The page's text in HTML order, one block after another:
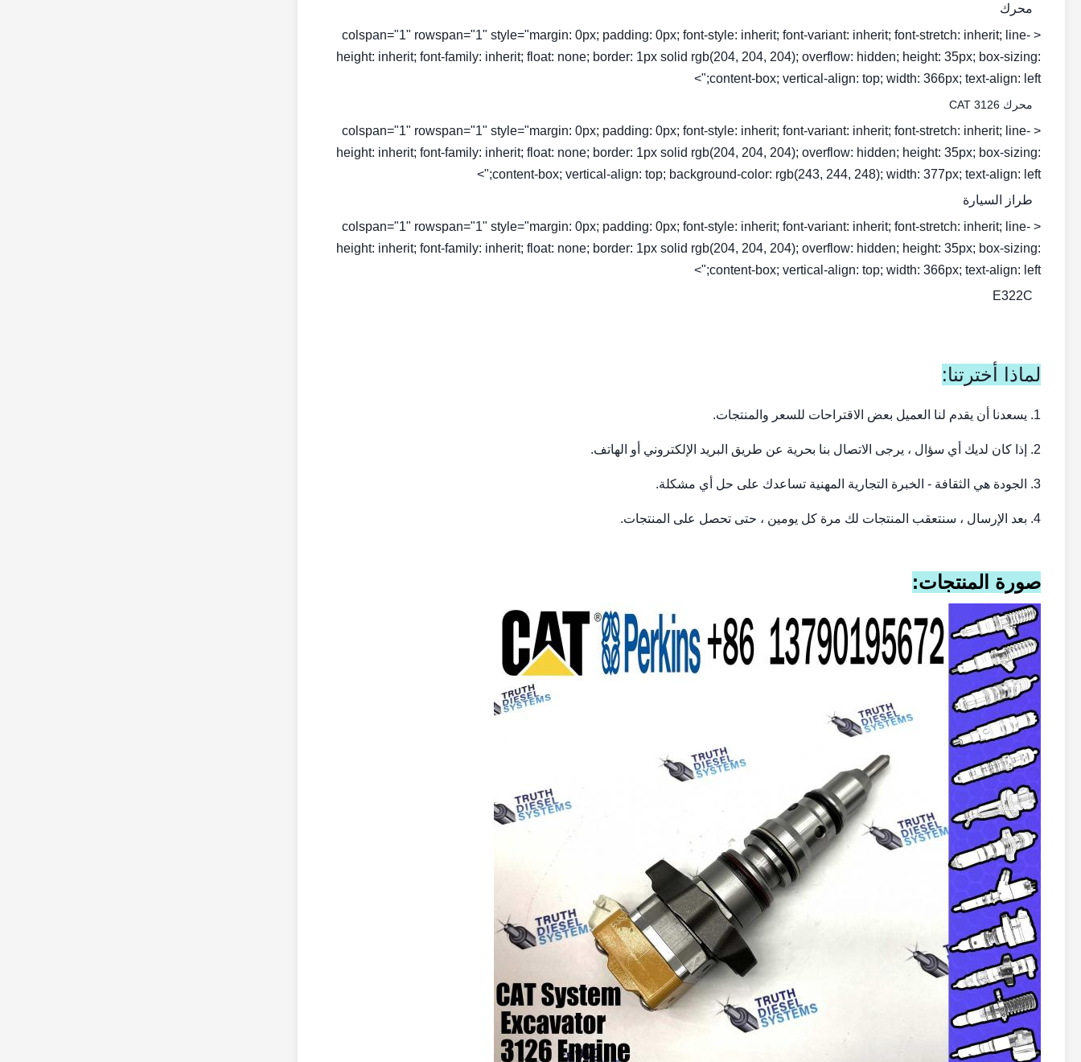
محرك
< colspan="1" rowspan="1" style="margin: 0px; padding: 0px; font-style: inherit; font-variant: inherit; font-stretch: inherit; line-
height: inherit; font-family: inherit; float: none; border: 1px solid rgb(204, 204, 204); overflow: hidden; height: 35px; box-sizing:
content-box; vertical-align: top; width: 366px; text-align: left;">
محرك CAT 3126
< colspan="1" rowspan="1" style="margin: 0px; padding: 0px; font-style: inherit; font-variant: inherit; font-stretch: inherit; line-
height: inherit; font-family: inherit; float: none; border: 1px solid rgb(204, 204, 204); overflow: hidden; height: 35px; box-sizing:
content-box; vertical-align: top; background-color: rgb(243, 244, 248); width: 377px; text-align: left;">
طراز السيارة
< colspan="1" rowspan="1" style="margin: 0px; padding: 0px; font-style: inherit; font-variant: inherit; font-stretch: inherit; line-
height: inherit; font-family: inherit; float: none; border: 1px solid rgb(204, 204, 204); overflow: hidden; height: 35px; box-sizing:
content-box; vertical-align: top; width: 366px; text-align: left;">
E322C
لماذا أخترتنا:
1. يسعدنا أن يقدم لنا العميل بعض الاقتراحات للسعر والمنتجات.
2. إذا كان لديك أي سؤال ، يرجى الاتصال بنا بحرية عن طريق البريد الإلكتروني أو الهاتف.
3. الجودة هي الثقافة - الخبرة التجارية المهنية تساعدك على حل أي مشكلة.
4. بعد الإرسال ، سنتعقب المنتجات لك مرة كل يومين ، حتى تحصل على المنتجات.
صورة المنتجات: